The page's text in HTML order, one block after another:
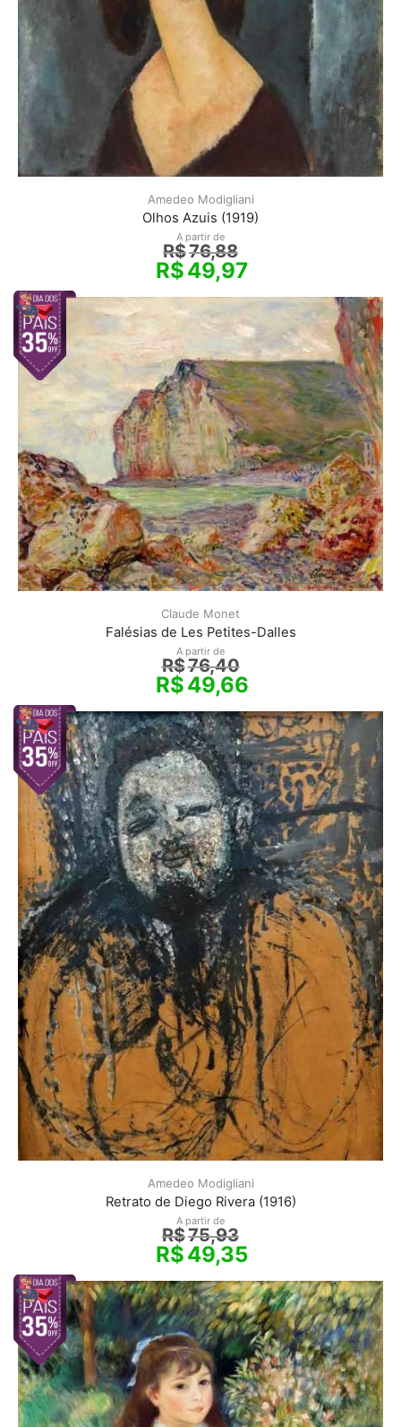
Amedeo Modigliani
Olhos Azuis (1919)
A partir de
R$76,88
R$49,97
Claude Monet
Falésias de Les Petites-Dalles
A partir de
R$76,40
R$49,66
Amedeo Modigliani
Retrato de Diego Rivera (1916)
A partir de
R$75,93
R$49,35